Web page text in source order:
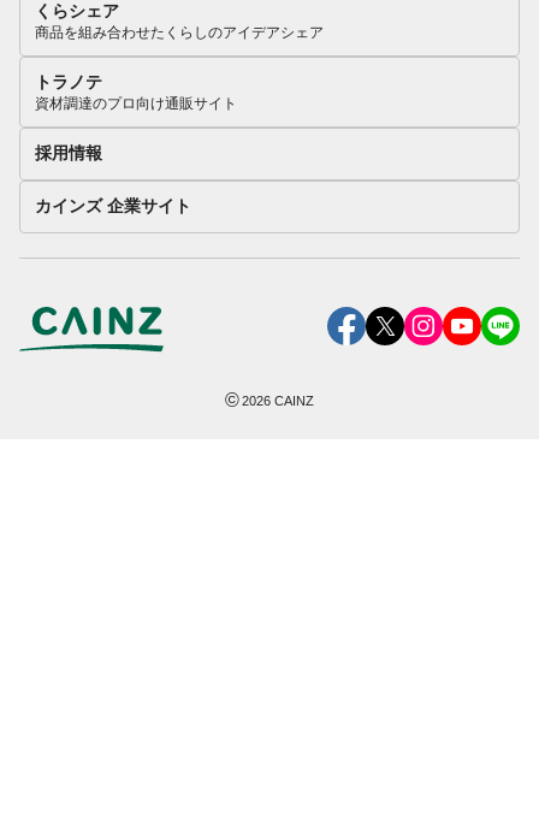
くらシェア
商品を組み合わせたくらしのアイデアシェア
トラノテ
資材調達のプロ向け通販サイト
採用情報
カインズ 企業サイト
©2026 CAINZ